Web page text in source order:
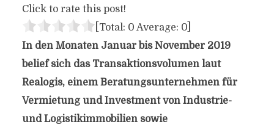
Click to rate this post!
[Total: 0 Average: 0]
In den Monaten Januar bis November 2019
belief sich das Transaktionsvolumen laut
Realogis, einem Beratungsunternehmen für
Vermietung und Investment von Industrie-
und Logistikimmobilien sowie